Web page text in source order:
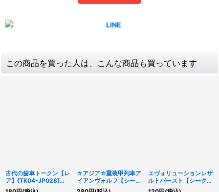
この商品を買った人は、こんな商品も買っています
古代の歯車トークン【レ
ア】{TK04-JP028}
《トークン》
☆アジア☆重装甲列車ア
イアンヴォルフ【シーク
レット】{アジアSLF1-
エヴォリューションレザ
ルトバースト【シークレ
ット】{QCCP-JP034}